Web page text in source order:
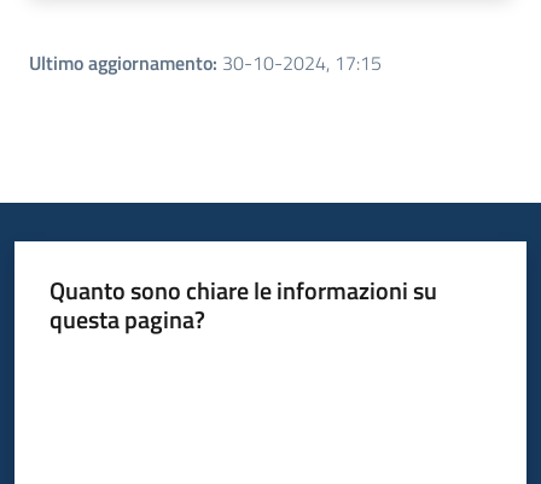
Ultimo aggiornamento: 30-10-2024, 17:15
Quanto sono chiare le informazioni su
questa pagina?